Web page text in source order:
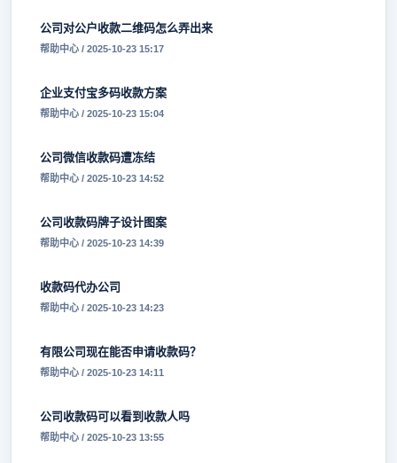
公司对公户收款二维码怎么弄出来
帮助中心 / 2025-10-23 15:17
企业支付宝多码收款方案
帮助中心 / 2025-10-23 15:04
公司微信收款码遭冻结
帮助中心 / 2025-10-23 14:52
公司收款码牌子设计图案
帮助中心 / 2025-10-23 14:39
收款码代办公司
帮助中心 / 2025-10-23 14:23
有限公司现在能否申请收款码？
帮助中心 / 2025-10-23 14:11
公司收款码可以看到收款人吗
帮助中心 / 2025-10-23 13:55